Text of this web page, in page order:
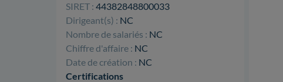
SIRET : 44382848800033
Dirigeant(s) : NC
Nombre de salariés : NC
Chiffre d'affaire : NC
Date de création : NC
Certifications